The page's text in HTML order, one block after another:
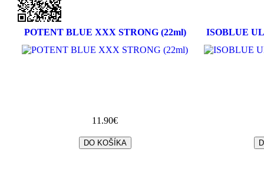
POTENT BLUE XXX STRONG (22ml)
11.90€
ISOBLUE